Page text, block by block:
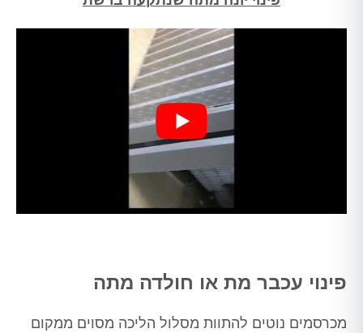
פינוי עכבר מת או חולדה מתה
מכרסמים נוטים להתוות מסלול הליכה מסוים ממקום